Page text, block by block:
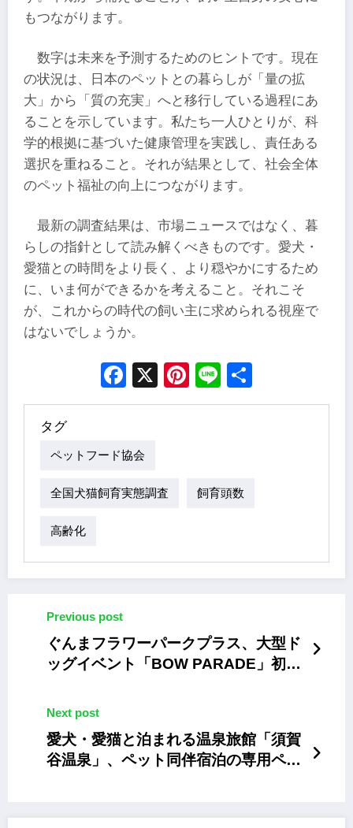
もつながります。
数字は未来を予測するためのヒントです。現在
の状況は、日本のペットとの暮らしが「量の拡
大」から「質の充実」へと移行している過程にあ
ることを示しています。私たち一人ひとりが、科
学的根拠に基づいた健康管理を実践し、責任ある
選択を重ねること。それが結果として、社会全体
のペット福祉の向上につながります。
最新の調査結果は、市場ニュースではなく、暮
らしの指針として読み解くべきものです。愛犬・
愛猫との時間をより長く、より穏やかにするため
に、いま何ができるかを考えること。それこそ
が、これからの時代の飼い主に求められる視座で
はないでしょうか。
Facebook
X Pinterest
Line
タグ
ペットフード協会
全国犬猫飼育実態調査 飼育頭数
高齢化
Previous post
ぐんまフラワーパークプラス、大型ド
ッグイベント「BOW PARADE」初開
Next post
愛犬・愛猫と泊まれる温泉旅館「須賀
谷温泉」、ペット同伴宿泊の専用ペー